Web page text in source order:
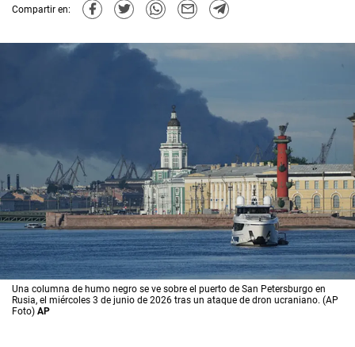
Compartir en:
Una columna de humo negro se ve sobre el puerto de San Petersburgo en
Rusia, el miércoles 3 de junio de 2026 tras un ataque de dron ucraniano. (AP
Foto) AP